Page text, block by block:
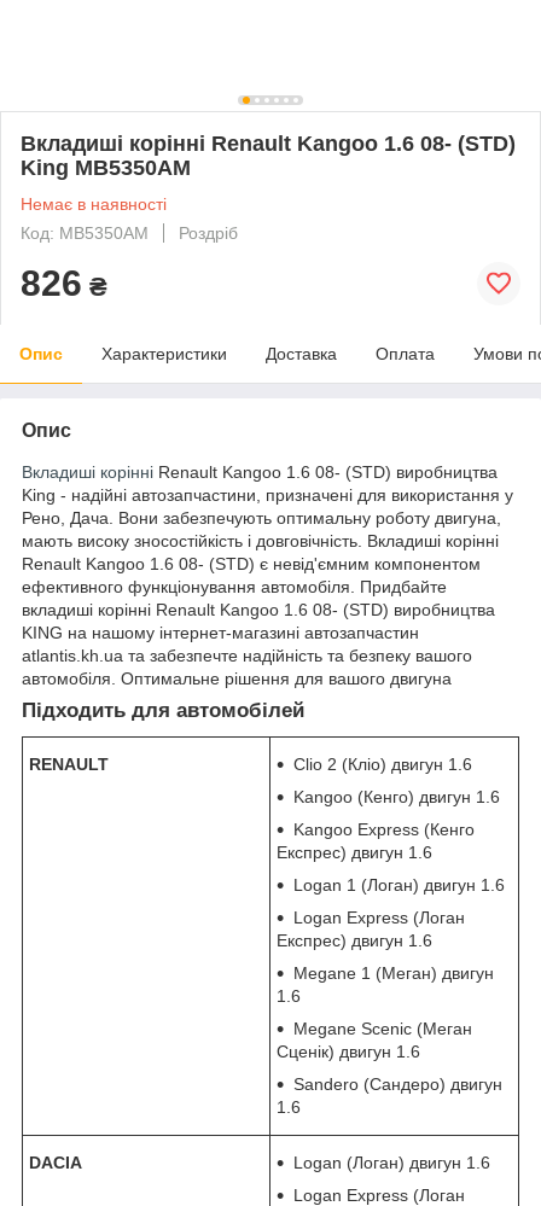
Вкладиші корінні Renault Kangoo 1.6 08- (STD)
King MB5350AM
Немає в наявності
Код: MB5350AM
Роздріб
826 ₴
Опис Характеристики Доставка Оплата Умови
Опис
Вкладиші корінні Renault Kangoo 1.6 08- (STD) виробництва
King - надійні автозапчастини, призначені для використання у
Рено, Дача. Вони забезпечують оптимальну роботу двигуна,
мають високу зносостійкість і довговічність. Вкладиші корінні
Renault Kangoo 1.6 08- (STD) є невід'ємним компонентом
ефективного функціонування автомобіля. Придбайте
вкладиші корінні Renault Kangoo 1.6 08- (STD) виробництва
KING на нашому інтернет-магазині автозапчастин
atlantis.kh.ua та забезпечте надійність та безпеку вашого
автомобіля. Оптимальне рішення для вашого двигуна
Підходить для автомобілей
RENAULT
Clio 2 (Кліо) двигун 1.6
Kangoo (Кенго) двигун 1.6
Kangoo Express (Кенго
Експрес) двигун 1.6
Logan 1 (Логан) двигун 1.6
Logan Express (Логан
Експрес) двигун 1.6
Megane 1 (Меган) двигун
1.6
Megane Scenic (Меган
Сценік) двигун 1.6
Sandero (Сандеро) двигун
1.6
DACIA
Logan (Логан) двигун 1.6
Logan Express (Логан